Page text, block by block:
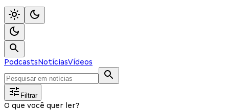
PodcastsNotíciasVídeos
Filtrar
O que você quer ler?